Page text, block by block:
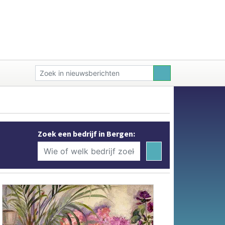
Zoek een bedrijf in Bergen: